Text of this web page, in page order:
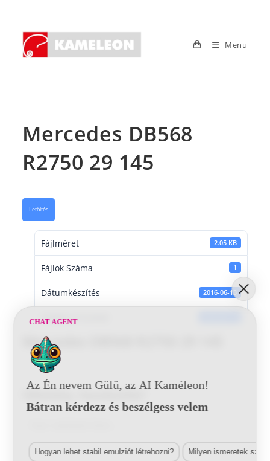
content
Menu
Mercedes DB568
R2750 29 145
Letöltés
Fájlméret 2.05 KB
Fájlok Száma 1
Dátumkészítés 2016-06-13
Utoljára frissített
Mercedes DB568 R2750 29 145
Vélemény, hozzászólás?
CHAT AGENT
Az Én nevem Gülü, az AI Kaméleon!
Bátran kérdezz és beszélgess velem
Hogyan lehet stabil emulziót létrehozni? Milyen ismeretek